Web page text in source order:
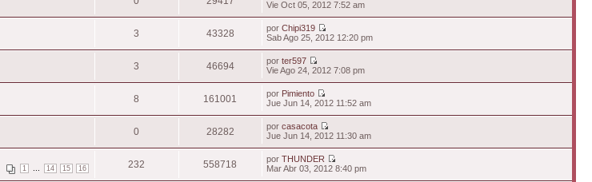
Vie Oct 05, 2012 7:52 am
3 43328 porChipi319
Sab Ago 25, 2012 12:20 pm
3 46694 porter597
Vie Ago 24, 2012 7:08 pm
8 161001 por Pimiento
Jue Jun 14, 2012 11:52 am
0 28282 porcasacota
Jue Jun 14, 2012 11:30 am
1 14 15 16 232 558718 porTHUNDER
Mar Abr 03, 2012 8:40 pm